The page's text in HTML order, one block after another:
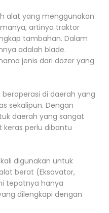
alat yang menggunakan
artinya traktor
tambahan. Dalam
adalah blade.
jenis dari dozer yang
di daerah yang
sekalipun. Dengan
daerah yang sangat
keras perlu dibantu
digunakan untuk
berat (Eksavator,
tepatnya hanya
dilengkapi dengan